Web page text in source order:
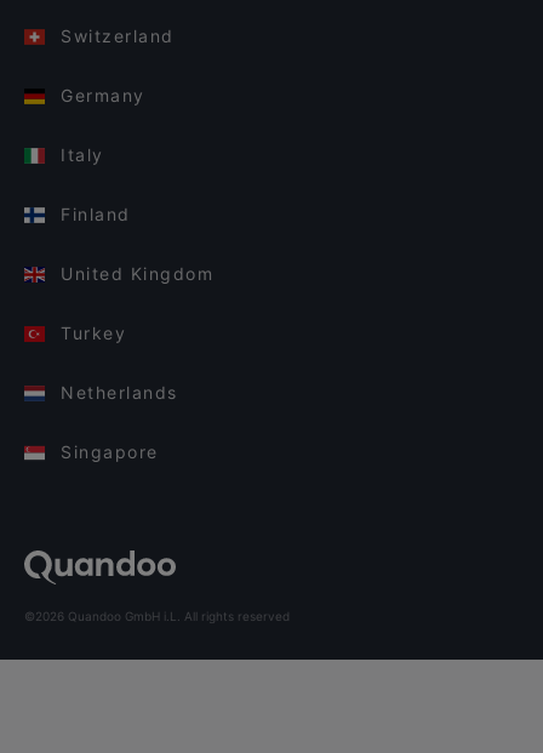
Switzerland
Germany
Italy
Finland
United Kingdom
Turkey
Netherlands
Singapore
©2026 Quandoo GmbH i.L. All rights reserved